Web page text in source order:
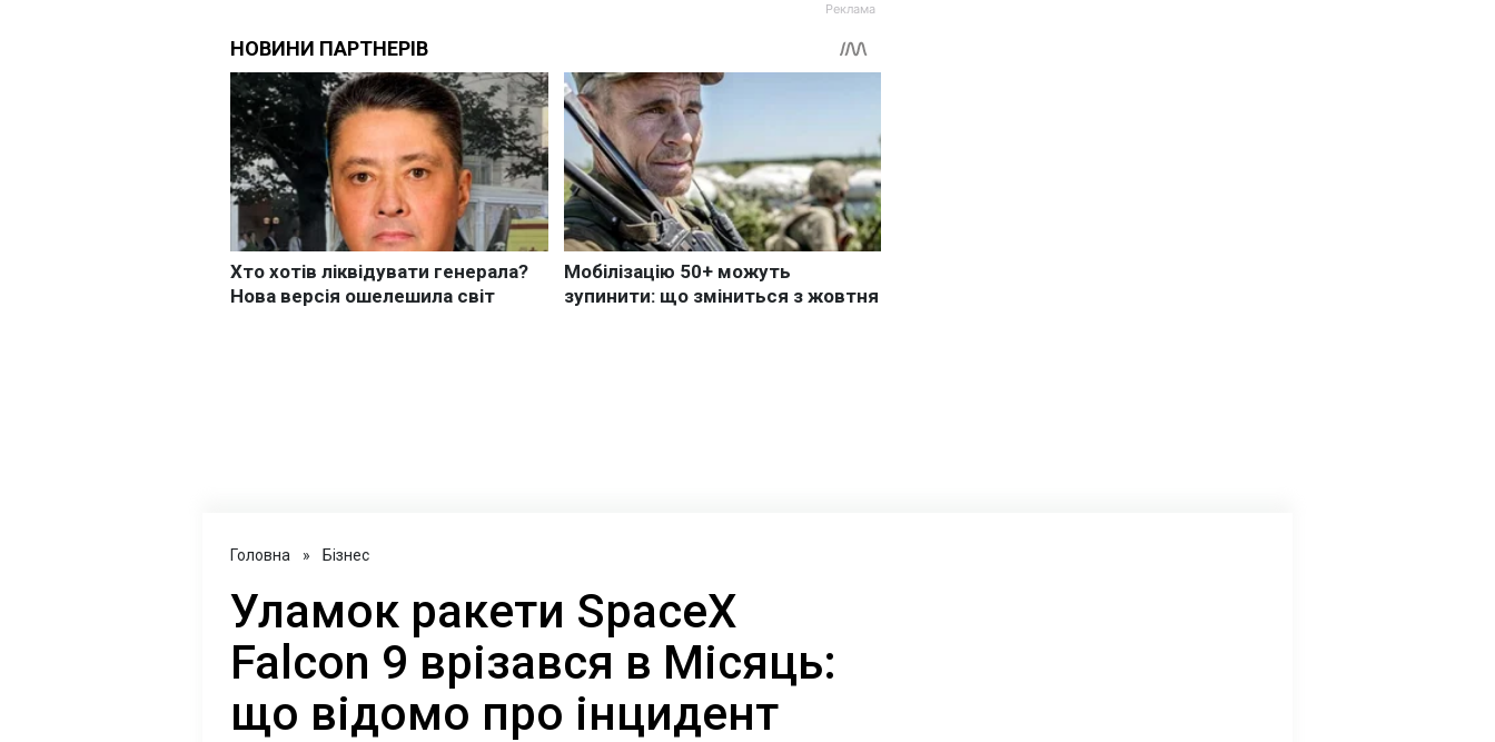
Головна » Бізнес
Уламок ракети SpaceX
Falcon 9 врізався в Місяць:
що відомо про інцидент